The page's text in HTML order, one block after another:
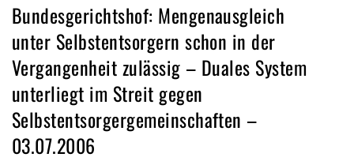
Bundesgerichtshof: Mengenausgleich
unter Selbstentsorgern schon in der
Vergangenheit zulässig – Duales System
unterliegt im Streit gegen
Selbstentsorgergemeinschaften –
03.07.2006